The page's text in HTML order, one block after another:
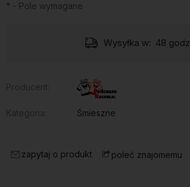
* - Pole wymagane
Wysyłka w: 48
Śmieszne
zapytaj o produkt poleć znajomemu